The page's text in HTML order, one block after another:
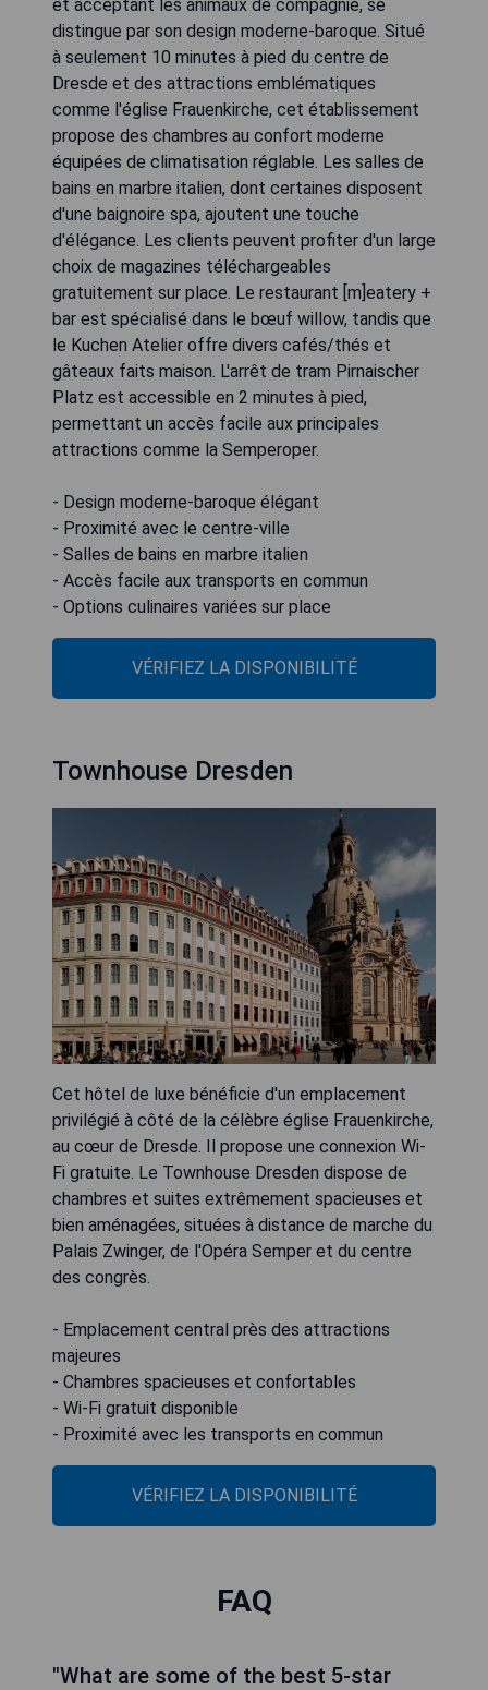
et acceptant les animaux de compagnie, se
distingue par son design moderne-baroque. Situé
à seulement 10 minutes à pied du centre de
Dresde et des attractions emblématiques
comme l'église Frauenkirche, cet établissement
propose des chambres au confort moderne
équipées de climatisation réglable. Les salles de
bains en marbre italien, dont certaines disposent
d'une baignoire spa, ajoutent une touche
d'élégance. Les clients peuvent profiter d'un large
choix de magazines téléchargeables
gratuitement sur place. Le restaurant [m]eatery +
bar est spécialisé dans le bœuf willow, tandis que
le Kuchen Atelier offre divers cafés/thés et
gâteaux faits maison. L'arrêt de tram Pirnaischer
Platz est accessible en 2 minutes à pied,
permettant un accès facile aux principales
attractions comme la Semperoper.
- Design moderne-baroque élégant
- Proximité avec le centre-ville
- Salles de bains en marbre italien
- Accès facile aux transports en commun
- Options culinaires variées sur place
VÉRIFIEZ LA DISPONIBILITÉ
Townhouse Dresden
Cet hôtel de luxe bénéficie d'un emplacement
privilégié à côté de la célèbre église Frauenkirche,
au cœur de Dresde. Il propose une connexion Wi-
Fi gratuite. Le Townhouse Dresden dispose de
chambres et suites extrêmement spacieuses et
bien aménagées, situées à distance de marche du
Palais Zwinger, de l'Opéra Semper et du centre
des congrès.
- Emplacement central près des attractions
majeures
- Chambres spacieuses et confortables
- Wi-Fi gratuit disponible
- Proximité avec les transports en commun
VÉRIFIEZ LA DISPONIBILITÉ
FAQ
"What are some of the best 5-star